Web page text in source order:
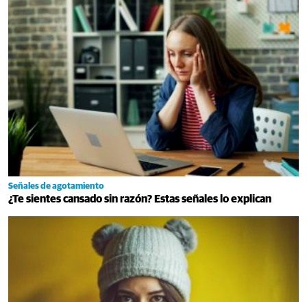
Señales de agotamiento
¿Te sientes cansado sin razón? Estas señales lo explican